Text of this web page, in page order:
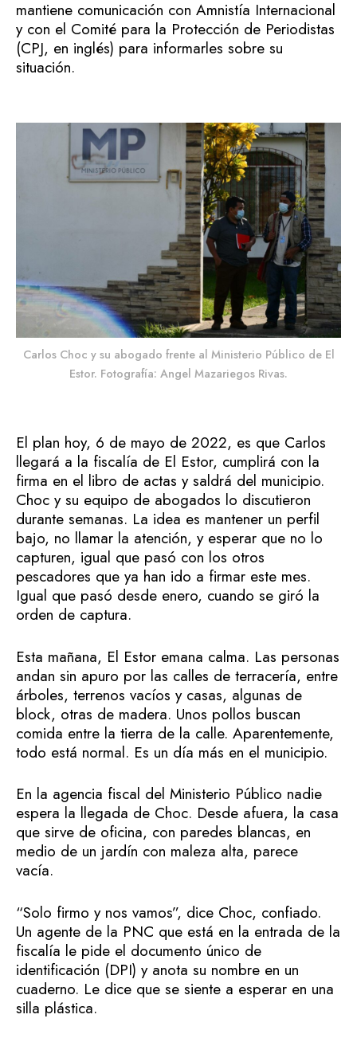
mantiene comunicación con Amnistía Internacional
y con el Comité para la Protección de Periodistas
(CPJ, en inglés) para informarles sobre su
situación.
Carlos Choc y su abogado frente al Ministerio Público de El
Estor. Fotografía: Angel Mazariegos Rivas.
El plan hoy, 6 de mayo de 2022, es que Carlos
llegará a la fiscalía de El Estor, cumplirá con la
firma en el libro de actas y saldrá del municipio.
Choc y su equipo de abogados lo discutieron
durante semanas. La idea es mantener un perfil
bajo, no llamar la atención, y esperar que no lo
capturen, igual que pasó con los otros
pescadores que ya han ido a firmar este mes.
Igual que pasó desde enero, cuando se giró la
orden de captura.
Esta mañana, El Estor emana calma. Las personas
andan sin apuro por las calles de terracería, entre
árboles, terrenos vacíos y casas, algunas de
block, otras de madera. Unos pollos buscan
comida entre la tierra de la calle. Aparentemente,
todo está normal. Es un día más en el municipio.
En la agencia fiscal del Ministerio Público nadie
espera la llegada de Choc. Desde afuera, la casa
que sirve de oficina, con paredes blancas, en
medio de un jardín con maleza alta, parece
vacía.
“Solo firmo y nos vamos”, dice Choc, confiado.
Un agente de la PNC que está en la entrada de la
fiscalía le pide el documento único de
identificación (DPI) y anota su nombre en un
cuaderno. Le dice que se siente a esperar en una
silla plástica.